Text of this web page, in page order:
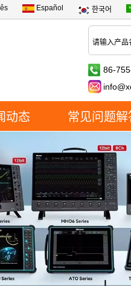
Español 한국어
86-
动态 常见问题解